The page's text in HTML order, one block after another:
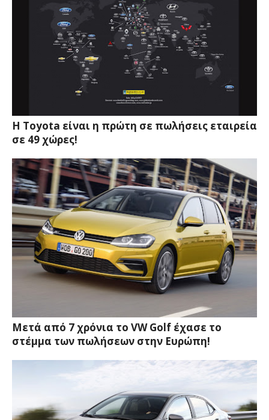
Η Toyota είναι η πρώτη σε πωλήσεις εταιρεία
σε 49 χώρες!
Μετά από 7 χρόνια το VW Golf έχασε το
στέμμα των πωλήσεων στην Ευρώπη!